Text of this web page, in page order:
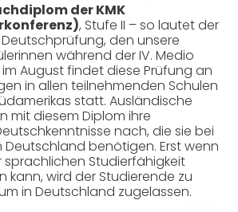
der KMK
, Stufe II – so lautet der
den unsere
während der IV. Medio
August findet diese Prüfung an
in allen teilnehmenden Schulen
statt. Ausländische
mit diesem Diplom ihre
nach, die sie bei
Deutschland benötigen. Erst wenn
sprachlichen Studierfähigkeit
kann, wird der Studierende zu
in Deutschland zugelassen.